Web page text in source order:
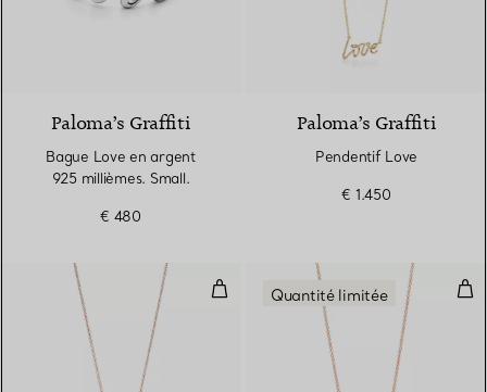
Paloma’s Graffiti
Bague Love en argent
925 millièmes. Small.
€ 480
Paloma’s Graffiti
Pendentif Love
€ 1.450
Pendentif XQuantité limitée